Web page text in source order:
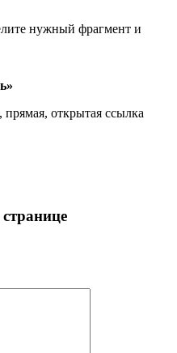
нужный фрагмент и
открытая ссылка